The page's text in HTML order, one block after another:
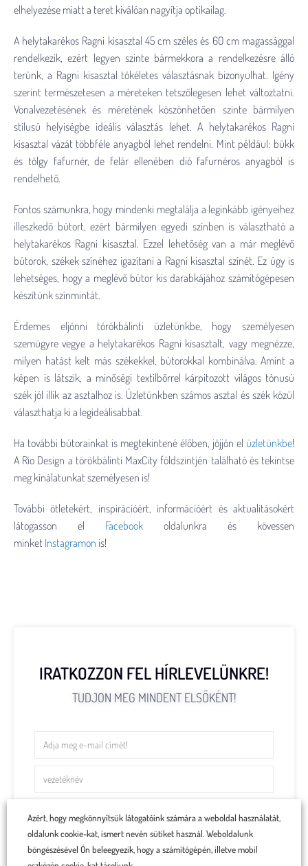
elhelyezése miatt a teret kiválóan nagyítja optikailag.
A helytakarékos Ragni kisasztal 45 cm széles és 60 cm magassággal
rendelkezik, ezért legyen szinte bármekkora a rendelkezésre álló
terünk, a Ragni kisasztal tökéletes választásnak bizonyulhat. Igény
szerint természetesen a méreteken tetszőlegesen lehet változtatni.
Vonalvezetésének és méretének köszönhetően szinte bármilyen
stílusú helyiségbe ideális választás lehet. A helytakarékos Ragni
kisasztal vázát többféle anyagból lehet rendelni. Mint például: bükk
és tölgy fafurnér, de felár ellenében dió fafurnéros anyagból is
rendelhető.
Fontos számunkra, hogy mindenki megtalálja a leginkább igényeihez
illeszkedő bútort, ezért bármilyen egyedi színben is választható a
helytakarékos Ragni kisasztal. Ezzel lehetőség van a már meglévő
bútorok, székek színéhez igazítani a Ragni kisasztal színét. Ez úgy is
lehetséges, hogy a meglévő bútor kis darabkájához számítógépesen
készítünk színmintát.
Érdemes eljönni törökbálinti üzletünkbe, hogy személyesen
szemügyre vegye a helytakarékos Ragni kisasztalt, vagy megnézze,
milyen hatást kelt más székekkel, bútorokkal kombinálva. Amint a
képen is látszik, a minőségi textilbőrrel kárpitozott világos tónusú
szék jól illik az asztalhoz is. Üzletünkben számos asztal és szék közül
választhatja ki a legideálisabbat.
Ha további bútorainkat is megtekintené élőben, jöjjön el üzletünkbe!
A Rio Design a törökbálinti MaxCity földszintjén található és tekintse
meg kínálatunkat személyesen is!
További ötletekért, inspirációért, információért és aktualitásokért
látogasson el Facebook oldalunkra és kövessen
minket Instagramon is!
IRATKOZZON FEL HÍRLEVELÜNKRE!
TUDJON MEG MINDENT ELSŐKÉNT!
E-mail címem megadásával elfogadom az adatvédelmi
irányelvekkel kapcsolatos szabályzatot.
Azért, hogy megkönnyítsük látogatóink számára a weboldal használatát,
oldalunk cookie-kat, ismert nevén sütiket használ. Weboldalunk
böngészésével Ön beleegyezik, hogy a számítógépén, illetve mobil